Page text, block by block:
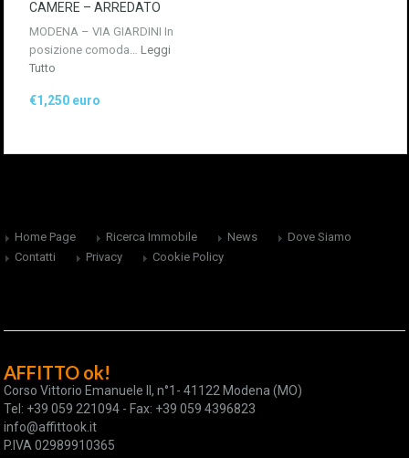
CAMERE – ARREDATO
MODENA – VIA GIARDINI In
posizione comoda… Leggi
Tutto
€1,250 euro
Home Page Ricerca Immobile News
Dove Siamo
Contatti
Privacy Cookie Policy
AFFITTO ok!
Corso Vittorio Emanuele II, n°1- 41122 Modena (MO)
Tel: +39 059 221094 - Fax: +39 059 4396823
info@affittook.it
P.IVA 02989910365